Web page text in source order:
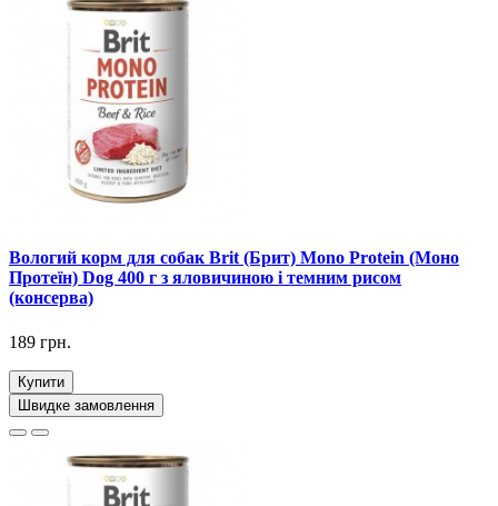
Вологий корм для собак Brit (Брит) Mono Protein (Моно
Протеїн) Dog 400 г з яловичиною і темним рисом
(консерва)
189 грн.
Купити
Швидке замовлення